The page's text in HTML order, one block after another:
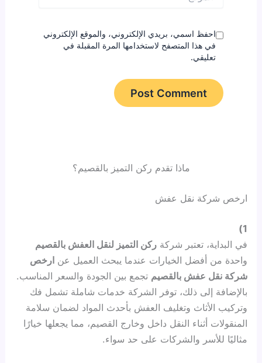
احفظ اسمي، بريدي الإلكتروني، والموقع الإلكتروني
في هذا المتصفح لاستخدامها المرة المقبلة في
تعليقي.
ماذا تقدم ركن التميز بالقصيم؟
ارخص شركة نقل عفش
1)
في البداية، تعتبر شركةركن التميز لنقل العفش بالقصيم
واحدة من أفضل الخيارات عندما يبحث العميل عنارخص
شركة نقل عفش بالقصيم تجمع بين الجودة والسعر المناسب.
بالإضافة إلى ذلك، توفر الشركة خدمات شاملة تشمل فك
وتركيب الأثاث وتغليف العفش بأحدث المواد لضمان سلامة
المنقولات أثناء النقل داخل وخارج القصيم، مما يجعلها خيارًا
مثاليًا للأسر والشركات على حد سواء.